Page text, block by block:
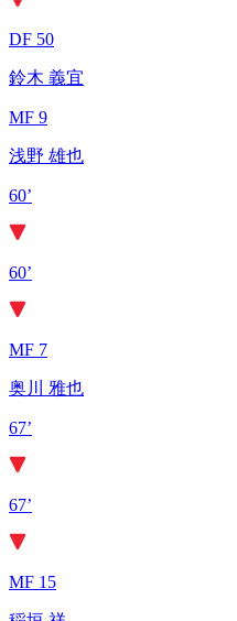
DF 50
鈴木 義宜
MF 9
浅野 雄也
60’
60’
MF 7
奥川 雅也
67’
67’
MF 15